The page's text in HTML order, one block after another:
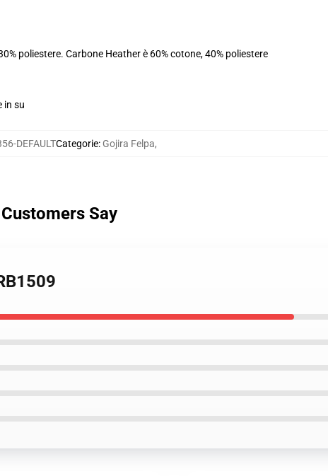
poliestere. Carbone Heather è 60% cotone, 40% poliestere
in su
DEFAULTCategorie: Gojira Felpa,
Say